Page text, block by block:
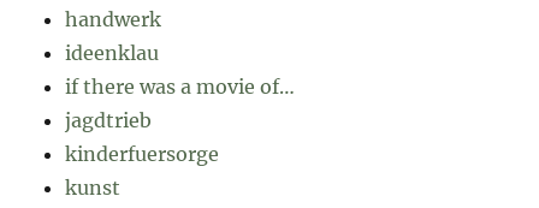
handwerk
ideenklau
if there was a movie of…
jagdtrieb
kinderfuersorge
kunst